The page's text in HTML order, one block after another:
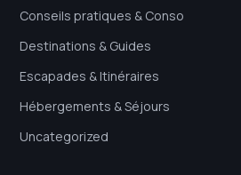
Conseils pratiques & Conso
Destinations & Guides
Escapades & Itinéraires
Hébergements & Séjours
Uncategorized